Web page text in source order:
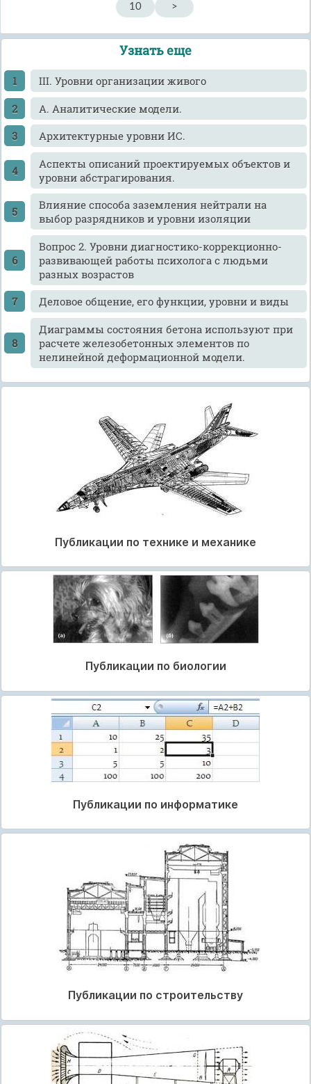
10 >
Узнать еще
III. Уровни организации живого
А. Аналитические модели.
Архитектурные уровни ИС.
Аспекты описаний проектируемых объектов и
уровни абстрагирования.
Влияние способа заземления нейтрали на
выбор разрядников и уровни изоляции
Вопрос 2. Уровни диагностико-коррекционно-
развивающей работы психолога с людьми
разных возрастов
Деловое общение, его функции, уровни и виды
Диаграммы состояния бетона используют при
расчете железобетонных элементов по
нелинейной деформационной модели.
Публикации по технике и механике
Публикации по биологии
Публикации по информатике
Публикации по строительству